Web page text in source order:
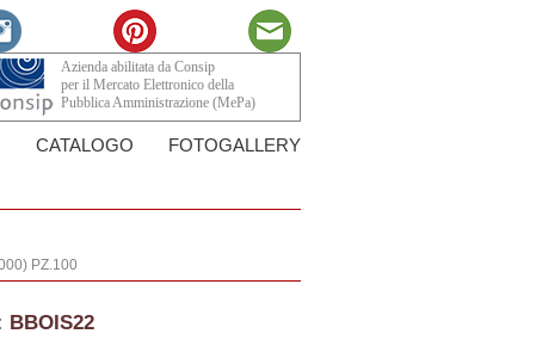
Azienda abilitata da Consip
per il Mercato Elettronico della
Pubblica Amministrazione (MePa)
CATALOGO FOTOGALLERY
PZ.100
BBOIS22